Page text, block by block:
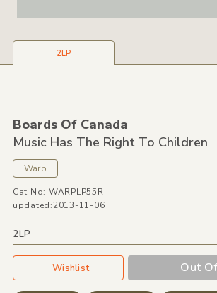
2LP
Boards Of Canada
Music Has The Right To Children
Warp
Cat No: WARPLP55R
updated:2013-11-06
2LP
Wishlist Out